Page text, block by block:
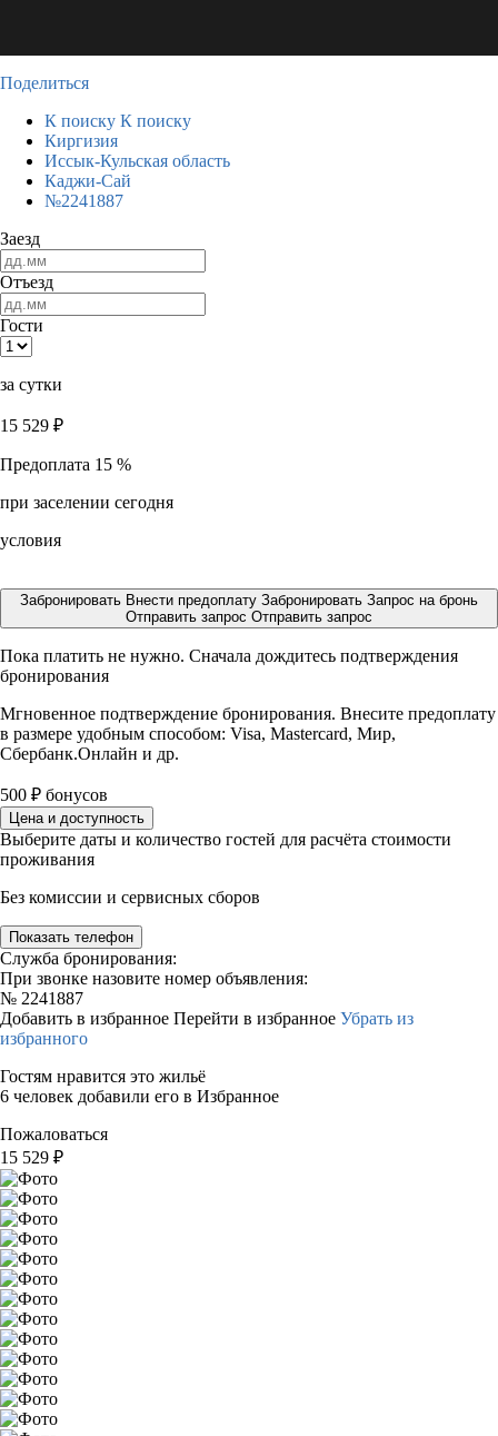
Поделиться
К поиску К поиску
Киргизия
Иссык-Кульская область
Каджи-Сай
№2241887
Заезд
Отъезд
Гости
за сутки
15 529 ₽
Предоплата 15 %
при заселении сегодня
условия
Забронировать Внести предоплату Забронировать Запрос на бронь
Отправить запрос Отправить запрос
Пока платить не нужно. Сначала дождитесь подтверждения
бронирования
Мгновенное подтверждение бронирования. Внесите предоплату
в размере удобным способом: Visa, Mastercard, Мир,
Сбербанк.Онлайн и др.
500 ₽ бонусов
Цена и доступность
Выберите даты и количество гостей для расчёта стоимости
проживания
Без комиссии и сервисных сборов
Показать телефон
Служба бронирования:
При звонке назовите номер объявления:
№ 2241887
Добавить в избранное Перейти в избранное Убрать из
избранного
Гостям нравится это жильё
6 человек добавили его в Избранное
Пожаловаться
15 529 ₽